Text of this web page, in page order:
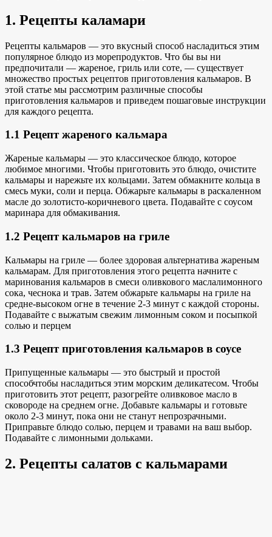
1. Рецепты каламари
Рецепты кальмаров — это вкусный способ насладиться этим
популярное блюдо из морепродуктов. Что бы вы ни
предпочитали — жареное, гриль или соте, — существует
множество простых рецептов приготовления кальмаров. В
этой статье мы рассмотрим различные способы
приготовления кальмаров и приведем пошаговые инструкции
для каждого рецепта.
1.1 Рецепт жареного кальмара
Жареные кальмары — это классическое блюдо, которое
любимое многими. Чтобы приготовить это блюдо, очистите
кальмары и нарежьте их кольцами. Затем обмакните кольца в
смесь муки, соли и перца. Обжарьте кальмары в раскаленном
масле до золотисто-коричневого цвета. Подавайте с соусом
маринара для обмакивания.
1.2 Рецепт кальмаров на гриле
Кальмары на гриле — более здоровая альтернатива жареным
кальмарам. Для приготовления этого рецепта начните с
маринования кальмаров в смеси оливкового маслалимонного
сока, чеснока и трав. Затем обжарьте кальмары на гриле на
средне-высоком огне в течение 2-3 минут с каждой стороны.
Подавайте с выжатым свежим лимонным соком и посыпкой
солью и перцем
1.3 Рецепт приготовления кальмаров в соусе
Припущенные кальмары — это быстрый и простой
способчтобы насладиться этим морским деликатесом. Чтобы
приготовить этот рецепт, разогрейте оливковое масло в
сковороде на среднем огне. Добавьте кальмары и готовьте
около 2-3 минут, пока они не станут непрозрачными.
Приправьте блюдо солью, перцем и травами на ваш выбор.
Подавайте с лимонными дольками.
2. Рецепты салатов с кальмарами